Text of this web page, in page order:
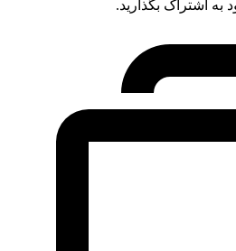
به اشتراک بگذارید.